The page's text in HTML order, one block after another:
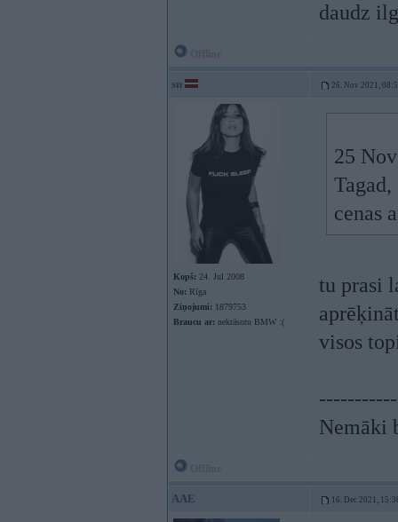
daudz
sn 26. Nov 2021,
Kopš: 24. Jul 2008
No: Rīga
Ziņojumi: 1879753
Braucu ar: nekrāsotu BMW :(
25
cenas
tu prasi
visos
Nemāki
AAE 16. Dec 2021,